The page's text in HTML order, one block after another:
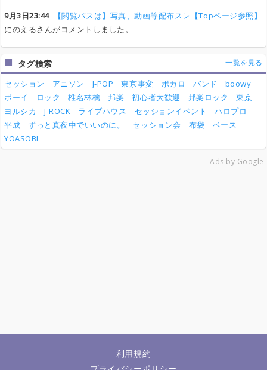
9月3日23:44
【閲覧パスは】写真、動画等配布スレ【Topページ参照】
にのえるさんがコメントしました。
タグ検索 一覧を見る
セッション アニソン J-POP 東京事変 ボカロ バンド
boowy
ボーイ
ロック 椎名林檎 邦楽 初心者大歓迎 邦楽ロック
東京
ヨルシカ
J-ROCK ライブハウス セッションイベント
ハロプロ
平成
ずっと真夜中でいいのに。 セッション会 布袋
ベース
YOASOBI
Ads by Google
利用規約